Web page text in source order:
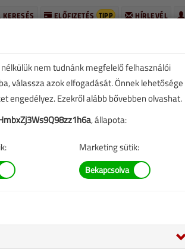
HÍRLEVÉL
ELŐFIZETÉS TIPP
KERESÉS
nem tudnánk megfelelő felhasználói
válassza azok elfogadását. Önnek lehetősége
engedélyez. Ezekről alább bővebben olvashat.
, állapota:
Marketing sütik: